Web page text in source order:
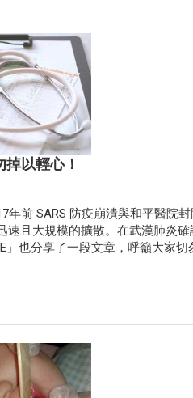
以輕心！
前 SARS 防疫崩潰與和平醫院
且大規模的擴散。在武漢肺炎
也分享了一段文章，呼籲大家切